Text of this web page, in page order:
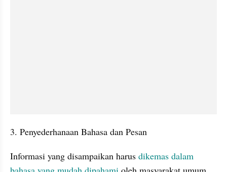
3. Penyederhanaan Bahasa dan Pesan
Informasi yang disampaikan harus dikemas dalam